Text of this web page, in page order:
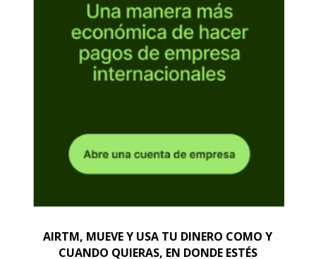
AIRTM, MUEVE Y USA TU DINERO COMO Y
CUANDO QUIERAS, EN DONDE ESTÉS